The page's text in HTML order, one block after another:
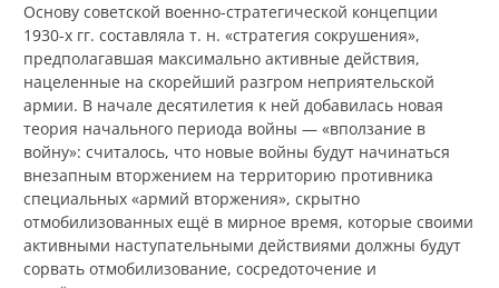
Основу советской военно-стратегической концепции
1930-х гг. составляла т. н. «стратегия сокрушения»,
предполагавшая максимально активные действия,
нацеленные на скорейший разгром неприятельской
армии. В начале десятилетия к ней добавилась новая
теория начального периода войны — «вползание в
войну»: считалось, что новые войны будут начинаться
внезапным вторжением на территорию противника
специальных «армий вторжения», скрытно
отмобилизованных ещё в мирное время, которые своими
активными наступательными действиями должны будут
сорвать отмобилизование, сосредоточение и